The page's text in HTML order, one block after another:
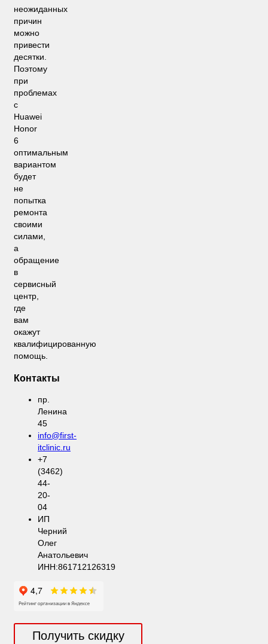
неожиданных
причин
можно
привести
десятки.
Поэтому
при
проблемах
с
Huawei
Honor
6
оптимальным
вариантом
будет
не
попытка
ремонта
своими
силами,
а
обращение
в
сервисный
центр,
где
вам
окажут
квалифицированную
помощь.
Контакты
пр.
Ленина
45
info@first-
itclinic.ru
+7
(3462)
44-
20-
04
ИП
Черний
Олег
Анатольевич
ИНН:861712126319
Получить скидку